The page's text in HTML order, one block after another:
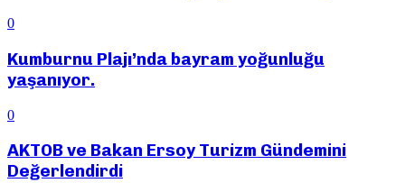
0
Kumburnu Plajı’nda bayram yoğunluğu
yaşanıyor.
0
AKTOB ve Bakan Ersoy Turizm Gündemini
Değerlendirdi